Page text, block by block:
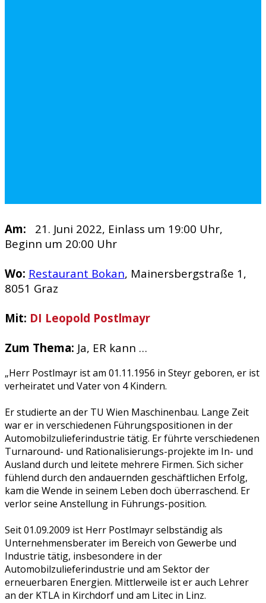
Am: 21. Juni 2022, Einlass um 19:00 Uhr,
Beginn um 20:00 Uhr
Wo: Restaurant Bokan, Mainersbergstraße 1,
8051 Graz
Mit: DI Leopold Postlmayr
Zum Thema: Ja, ER kann …
„Herr Postlmayr ist am 01.11.1956 in Steyr geboren, er ist
verheiratet und Vater von 4 Kindern.
Er studierte an der TU Wien Maschinenbau. Lange Zeit
war er in verschiedenen Führungspositionen in der
Automobilzulieferindustrie tätig. Er führte verschiedenen
Turnaround- und Rationalisierungs-projekte im In- und
Ausland durch und leitete mehrere Firmen. Sich sicher
fühlend durch den andauernden geschäftlichen Erfolg,
kam die Wende in seinem Leben doch überraschend. Er
verlor seine Anstellung in Führungs-position.
Seit 01.09.2009 ist Herr Postlmayr selbständig als
Unternehmensberater im Bereich von Gewerbe und
Industrie tätig, insbesondere in der
Automobilzulieferindustrie und am Sektor der
erneuerbaren Energien. Mittlerweile ist er auch Lehrer
an der KTLA in Kirchdorf und am Litec in Linz.